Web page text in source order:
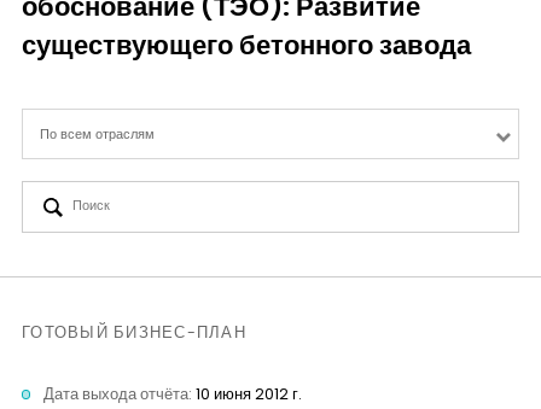
Новая реальность
Кейсы
существующего бетонного завода
По всем отраслям
ГОТОВЫЙ БИЗНЕС-ПЛАН
Дата выхода отчёта: 10 июня 2012 г.